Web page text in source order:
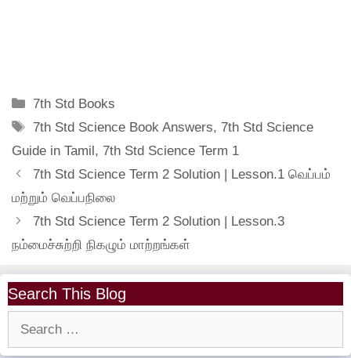
Categories
7th Std Books
Tags
7th Std Science Book Answers, 7th Std Science
Guide in Tamil, 7th Std Science Term 1
7th Std Science Term 2 Solution | Lesson.1 வெப்பம்
மற்றும் வெப்பநிலை
7th Std Science Term 2 Solution | Lesson.3
நம்மைச்சுற்றி நிகழும் மாற்றங்கள்
Search This Blog